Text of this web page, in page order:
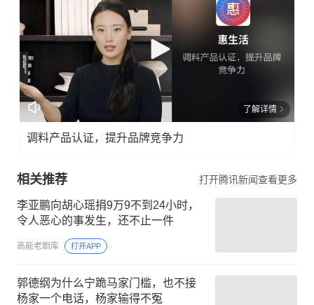
了解详情
调料产品认证，提升品牌竞争力
相关推荐 打开腾讯新闻查看更多
李亚鹏向胡心瑶捐9万9不到24小时，
令人恶心的事发生，还不止一件
高能老剧库 打开APP
郭德纲为什么宁跪马家门槛，也不接
杨家一个电话，杨家输得不冤